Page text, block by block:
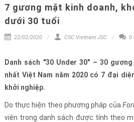
7 gương mặt kinh doanh,
dưới 30 tuổi
22/02/2020 CSC Vietnam JSC 0
Danh sách "30 Under 30" – 30
nhất Việt Nam năm 2020 có 7 đại
khởi nghiệp.
Do thực hiện theo phương pháp của
viên trong danh sách được tính theo